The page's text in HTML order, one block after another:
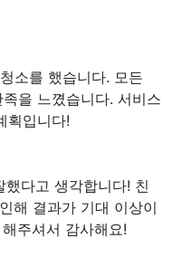
소를 했습니다. 모든
을 느꼈습니다. 서비스
획입니다!
다고 생각합니다! 친
해 결과가 기대 이상이
주셔서 감사해요!